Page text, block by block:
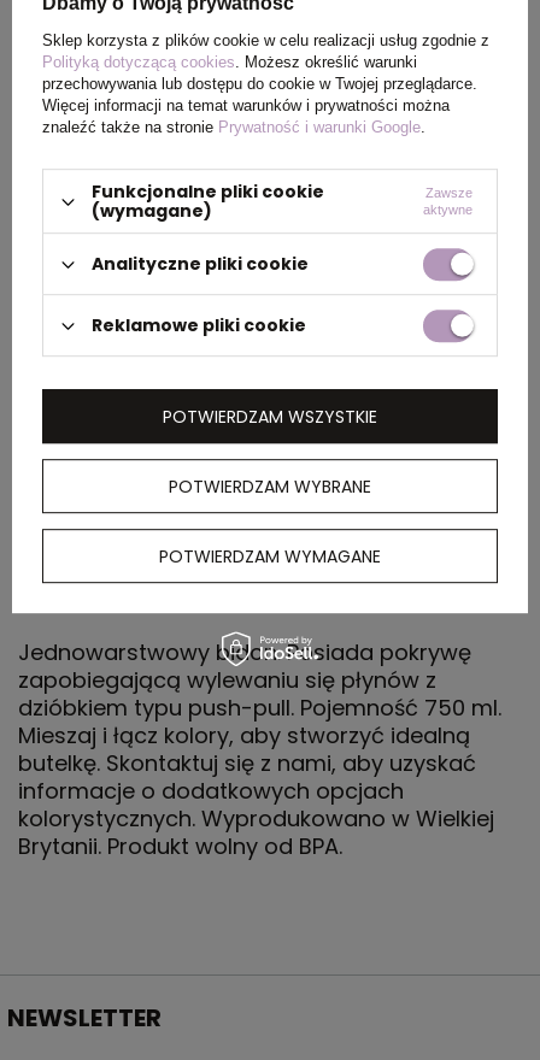
Rozmiar 23,6 x Ø 7,2 cm
Waga
produktu (g)
71
PAKOWANIE
Wymiary
kartonu
58 x 41 x 61 cm
Waga
kartonu
zewnętrznego
4,3 kg
OPIS
Jednowarstwowy bidon. Posiada pokrywę
zapobiegającą wylewaniu się płynów z
dzióbkiem typu push-pull. Pojemność 750 ml.
Mieszaj i łącz kolory, aby stworzyć idealną
butelkę. Skontaktuj się z nami, aby uzyskać
informacje o dodatkowych opcjach
kolorystycznych. Wyprodukowano w Wielkiej
Brytanii. Produkt wolny od BPA.
NEWSLETTER
Sklep korzysta z plików cookie w celu realizacji usług zgodnie z
Polityką dotyczącą cookies. Możesz określić warunki
przechowywania lub dostępu do cookie w Twojej przeglądarce.
Więcej informacji na temat warunków i prywatności można
znaleźć także na stronie Prywatność i warunki Google.
Funkcjonalne pliki cookie
(wymagane)
Zawsze
aktywne
Analityczne pliki cookie
Reklamowe pliki cookie
POTWIERDZAM WYBRANE
POTWIERDZAM WYMAGANE
POTWIERDZAM WSZYSTKIE